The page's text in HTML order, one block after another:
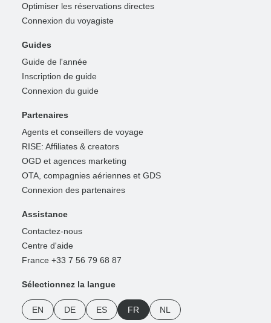
Optimiser les réservations directes
Connexion du voyagiste
Guides
Guide de l'année
Inscription de guide
Connexion du guide
Partenaires
Agents et conseillers de voyage
RISE: Affiliates & creators
OGD et agences marketing
OTA, compagnies aériennes et GDS
Connexion des partenaires
Assistance
Contactez-nous
Centre d'aide
France +33 7 56 79 68 87
Sélectionnez la langue
EN DE ES FR NL